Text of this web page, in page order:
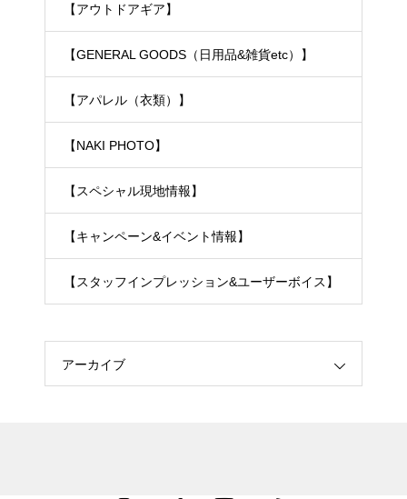
【アウトドアギア】
【GENERAL GOODS（日用品&雑貨etc）】
【アパレル（衣類）】
【NAKI PHOTO】
【スペシャル現地情報】
【キャンペーン&イベント情報】
【スタッフインプレッション&ユーザーボイス】
アーカイブ